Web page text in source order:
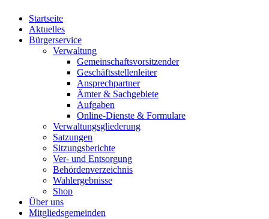
Startseite
Aktuelles
Bürgerservice
Verwaltung
Gemeinschaftsvorsitzender
Geschäftsstellenleiter
Ansprechpartner
Ämter & Sachgebiete
Aufgaben
Online-Dienste & Formulare
Verwaltungsgliederung
Satzungen
Sitzungsberichte
Ver- und Entsorgung
Behördenverzeichnis
Wahlergebnisse
Shop
Über uns
Mitgliedsgemeinden